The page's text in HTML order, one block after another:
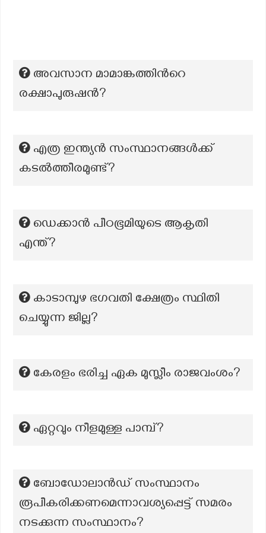
അവസാന മാമാങ്കത്തിന്‍റെ
രക്ഷാപുരുഷൻ?
എത്ര ഇന്ത്യൻ സംസ്ഥാനങ്ങൾക്ക്
കടൽത്തീരമുണ്ട്?
ഡെക്കാൻ പീഠഭൂമിയുടെ ആകൃതി
എന്ത്?
കാടാമ്പുഴ ഭഗവതി ക്ഷേത്രം സ്ഥിതി
ചെയ്യുന്ന ജില്ല?
കേരളം ഭരിച്ച ഏക മുസ്ലീം രാജവംശം?
ഏറ്റവും നീളമുള്ള പാമ്പ്?
ബോഡോലാൻഡ് സംസ്ഥാനം
രൂപീകരിക്കണമെന്നാവശ്യപ്പെട്ട് സമരം
നടക്കുന്ന സംസ്ഥാനം?